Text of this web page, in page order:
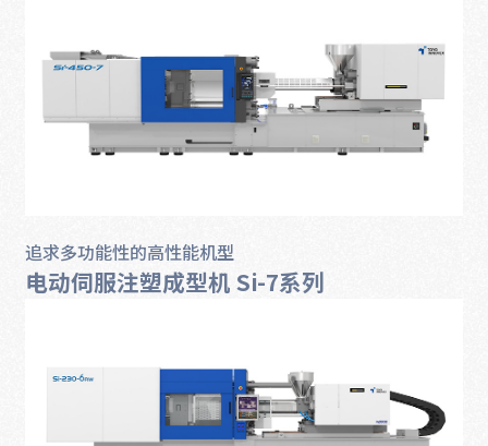
追求多功能性的高性能机型
电动伺服注塑成型机 Si-7系列